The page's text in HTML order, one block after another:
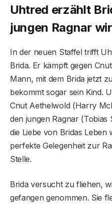
Uhtred erzählt
jungen Ragnar
In der neuen Staffel trifft
Brida. Er kämpft gegen
Mann, mit dem Brida jetzt
bekommt sogar sein Kind.
Cnut Aethelwold (Harry
den jungen Ragnar
die Liebe von Bridas Leben
perfekte Gelegenheit zur
Stelle.
Brida versucht zu fliehen,
gefangen genommen. Sie